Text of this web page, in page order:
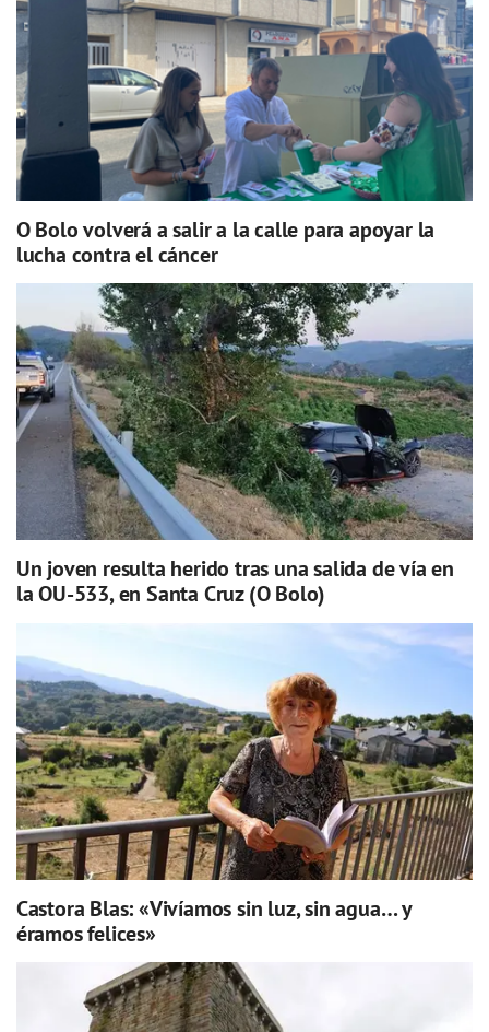
O Bolo volverá a salir a la calle para apoyar la
lucha contra el cáncer
Un joven resulta herido tras una salida de vía en
la OU-533, en Santa Cruz (O Bolo)
Castora Blas: «Vivíamos sin luz, sin agua… y
éramos felices»